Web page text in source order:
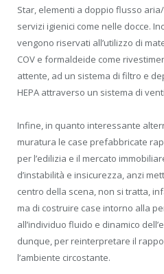
Star, elementi a doppio flusso
servizi igienici come nelle docce.
vengono riservati all’utilizzo di
COV e formaldeide come
attente, ad un sistema di filtro e
HEPA attraverso un sistema di
Infine, in quanto interessante
muratura le case prefabbricate
per l’edilizia e il mercato
d’instabilità e insicurezza, anzi
centro della scena, non si tratta,
ma di costruire case intorno alla
all’individuo fluido e dinamico
dunque, per reinterpretare il
l’ambiente circostante.